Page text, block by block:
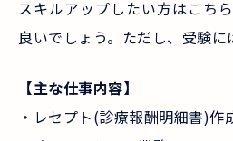
スキルアップしたい方はこち
良いでしょう。ただし、受験に
【主な仕事内容】
・レセプト(診療報酬明細書)作